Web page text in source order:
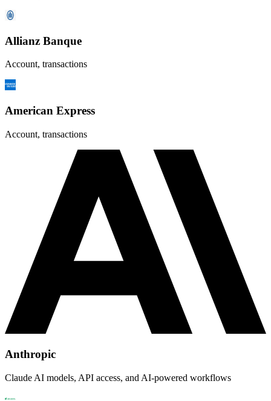
Allianz Banque
Account, transactions
American Express
Account, transactions
Anthropic
Claude AI models, API access, and AI-powered workflows